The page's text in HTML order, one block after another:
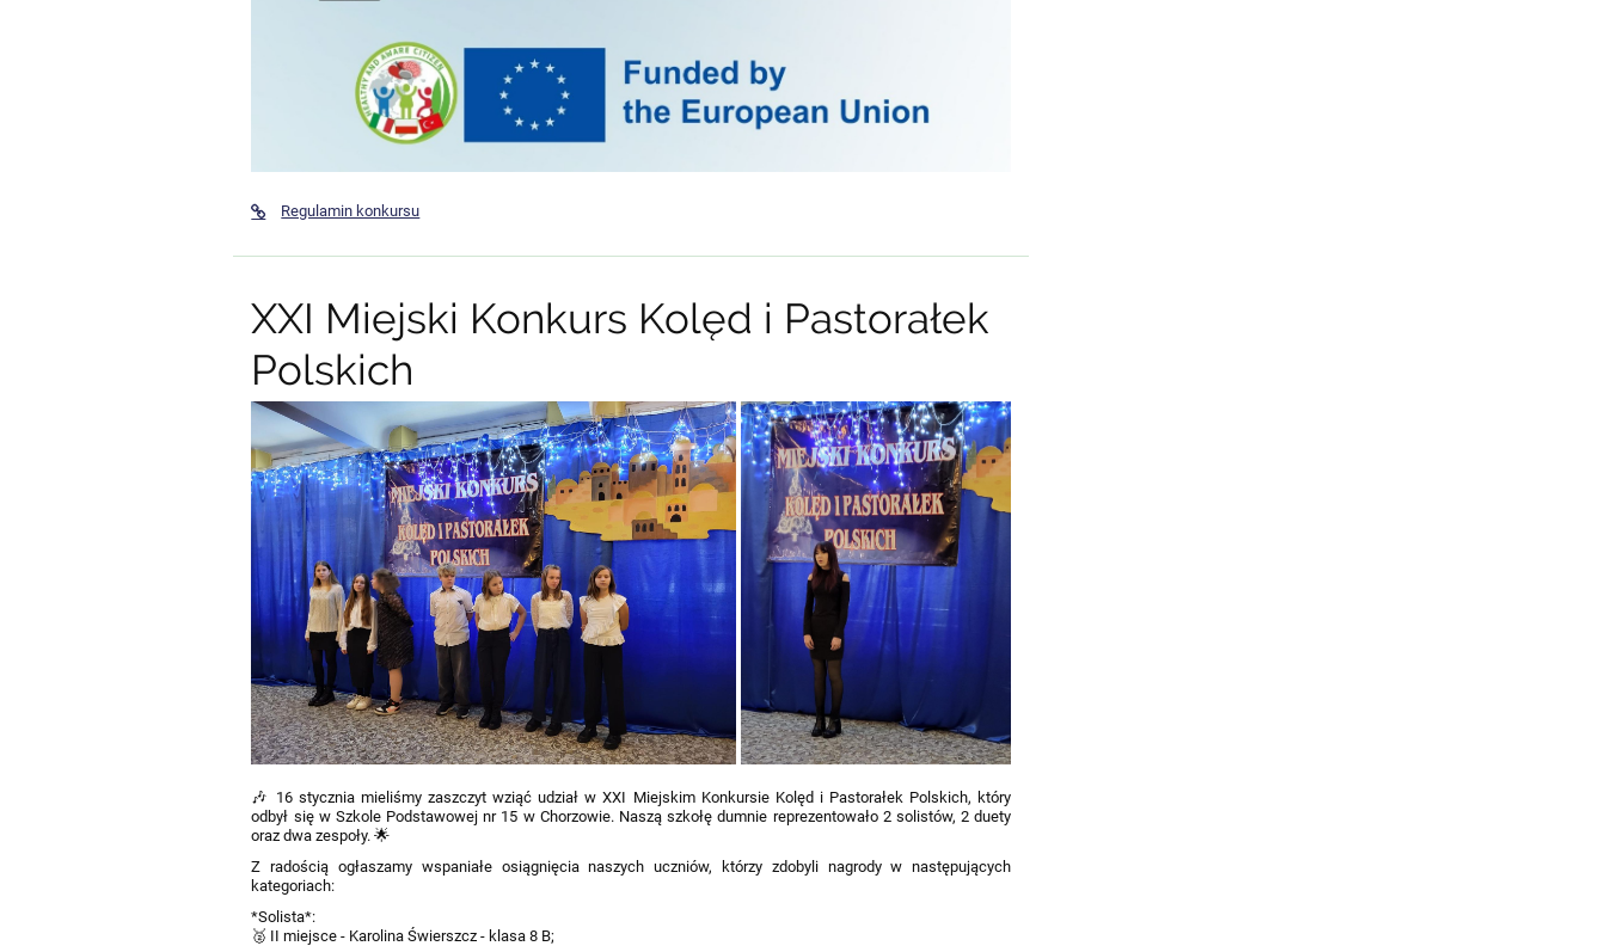
Regulamin konkursu
XXI Miejski Konkurs Kolęd i Pastorałek
Polskich
🎶 16 stycznia mieliśmy zaszczyt wziąć udział w XXI Miejskim Konkursie Kolęd i Pastorałek Polskich, który
odbył się w Szkole Podstawowej nr 15 w Chorzowie. Naszą szkołę dumnie reprezentowało 2 solistów, 2 duety
oraz dwa zespoły. 🌟
Z radością ogłaszamy wspaniałe osiągnięcia naszych uczniów, którzy zdobyli nagrody w następujących
kategoriach:
*Solista*:
🥈 II miejsce - Karolina Świerszcz - klasa 8 B;